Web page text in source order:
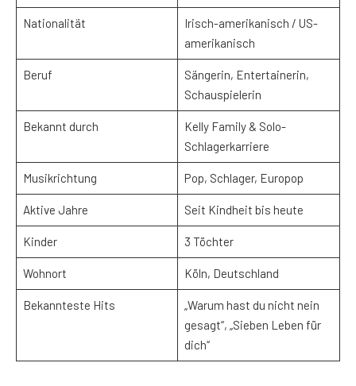
Nationalität
Irisch-amerikanisch / US-
amerikanisch
Beruf
Sängerin, Entertainerin,
Schauspielerin
Bekannt durch
Kelly Family & Solo-
Schlagerkarriere
Musikrichtung Pop, Schlager, Europop
Aktive Jahre Seit Kindheit bis heute
Kinder 3 Töchter
Wohnort Köln, Deutschland
Bekannteste Hits
„Warum hast du nicht nein
gesagt“, „Sieben Leben für
dich“